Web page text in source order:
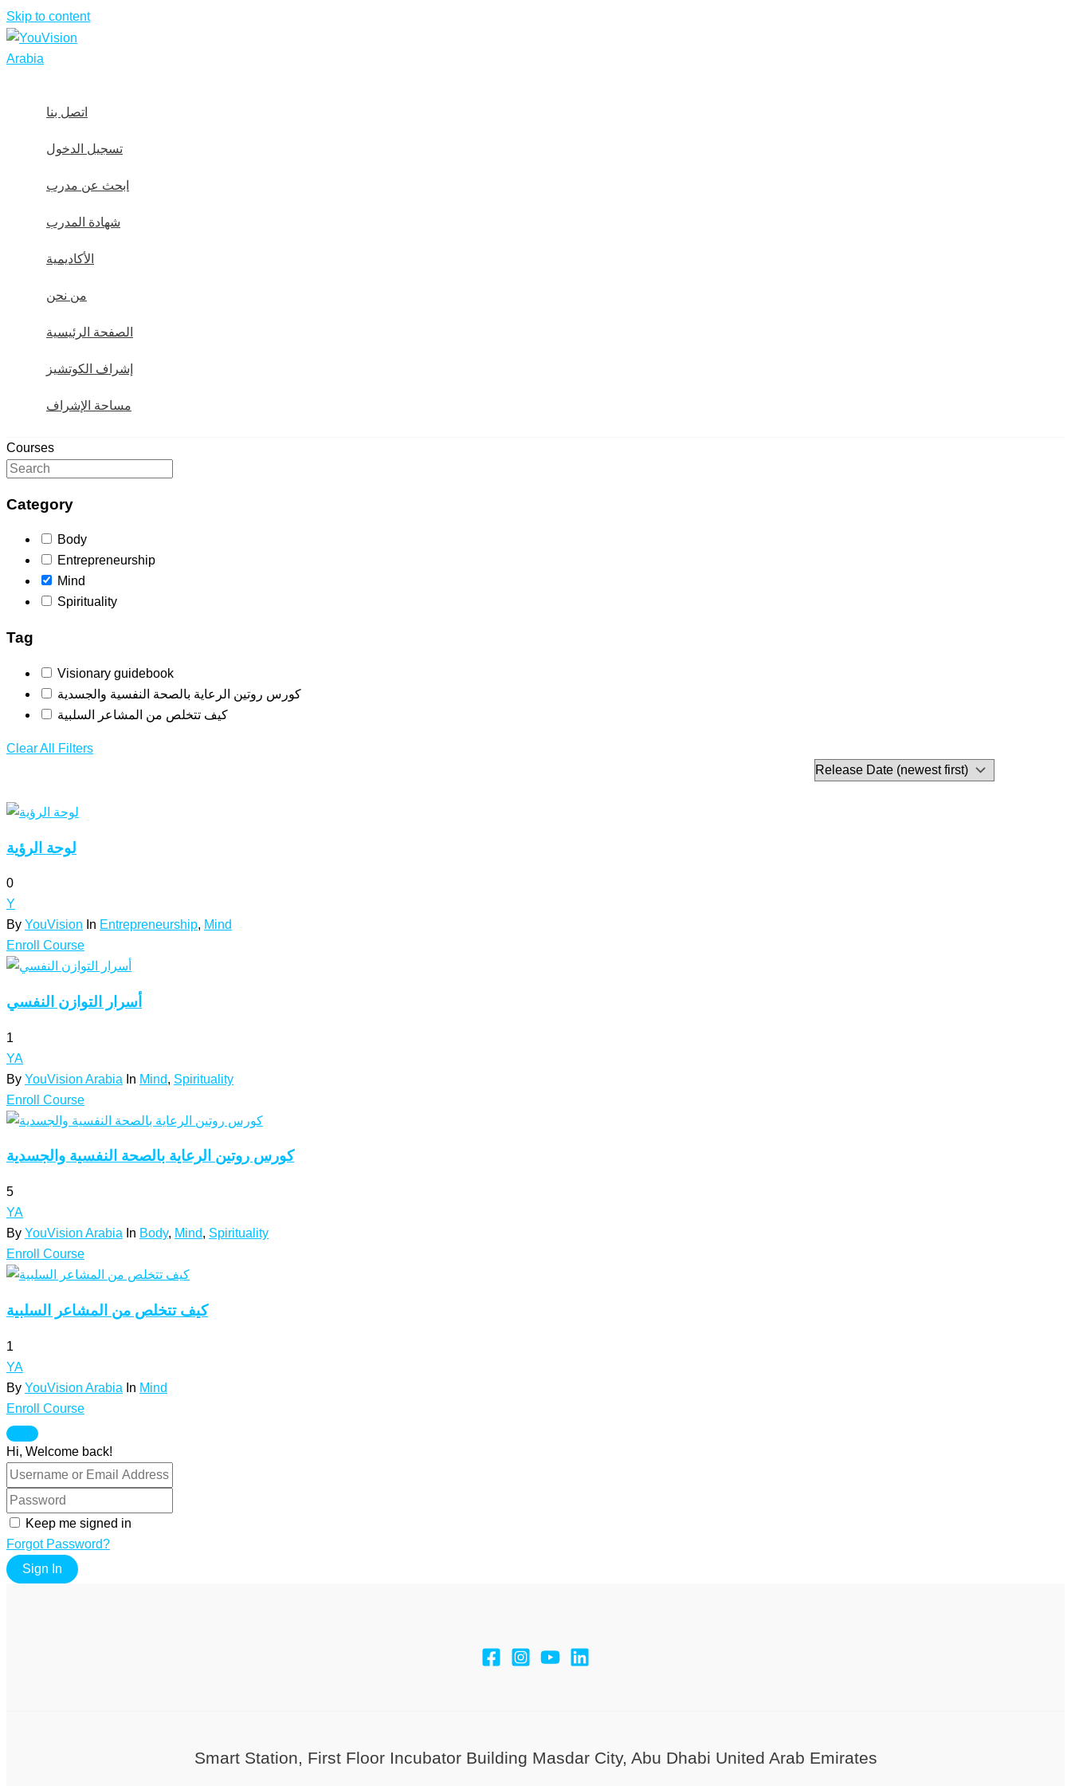
Skip to content
اتصل بنا
تسجيل الدخول
ابحث عن مدرب
شهادة المدرب
الأكاديمية
من نحن
الصفحة الرئيسية
إشراف الكوتشيز
مساحة الإشراف
Courses
Category
Body
Entrepreneurship
Mind
Spirituality
Tag
Visionary guidebook
كورس روتين الرعاية بالصحة النفسية والجسدية
كيف تتخلص من المشاعر السلبية
Clear All Filters
لوحة الرؤية
0
Y
By YouVision In Entrepreneurship, Mind
Enroll Course
أسرار التوازن النفسي
1
YA
By YouVision Arabia In Mind, Spirituality
Enroll Course
كورس روتين الرعاية بالصحة النفسية والجسدية
5
YA
By YouVision Arabia In Body, Mind, Spirituality
Enroll Course
كيف تتخلص من المشاعر السلبية
1
YA
By YouVision Arabia In Mind
Enroll Course
Hi, Welcome back!
Keep me signed in
Forgot Password?
Sign In
Smart Station, First Floor Incubator Building Masdar City, Abu Dhabi United Arab Emirates